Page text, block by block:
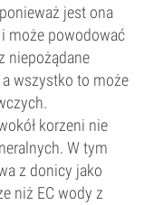
jest ona
i może powodować
niepożądane
wszystko to może
korzeni nie
W tym
z donicy jako
niż EC wody z